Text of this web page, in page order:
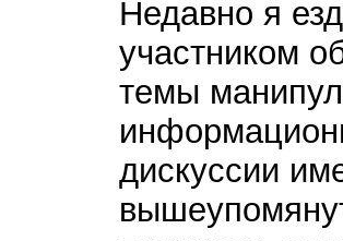
Недавно я
участником
темы
дискуссии